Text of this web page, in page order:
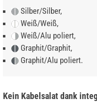
Silber/Silber,
Weiß/Weiß,
Weiß/Alu poliert,
Graphit/Graphit,
Graphit/Alu poliert.
Kein Kabelsalat dank